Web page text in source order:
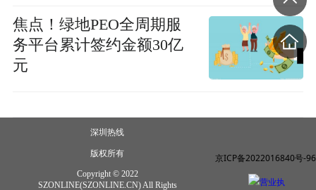
焦点！绿地PEO全周期服
务平台累计签约金额30亿
元
深圳热线
版权所有
Copyright © 2022
SZONLINE(SZONLINE.CN) All Rights
京ICP备2022016840号-96
营业执